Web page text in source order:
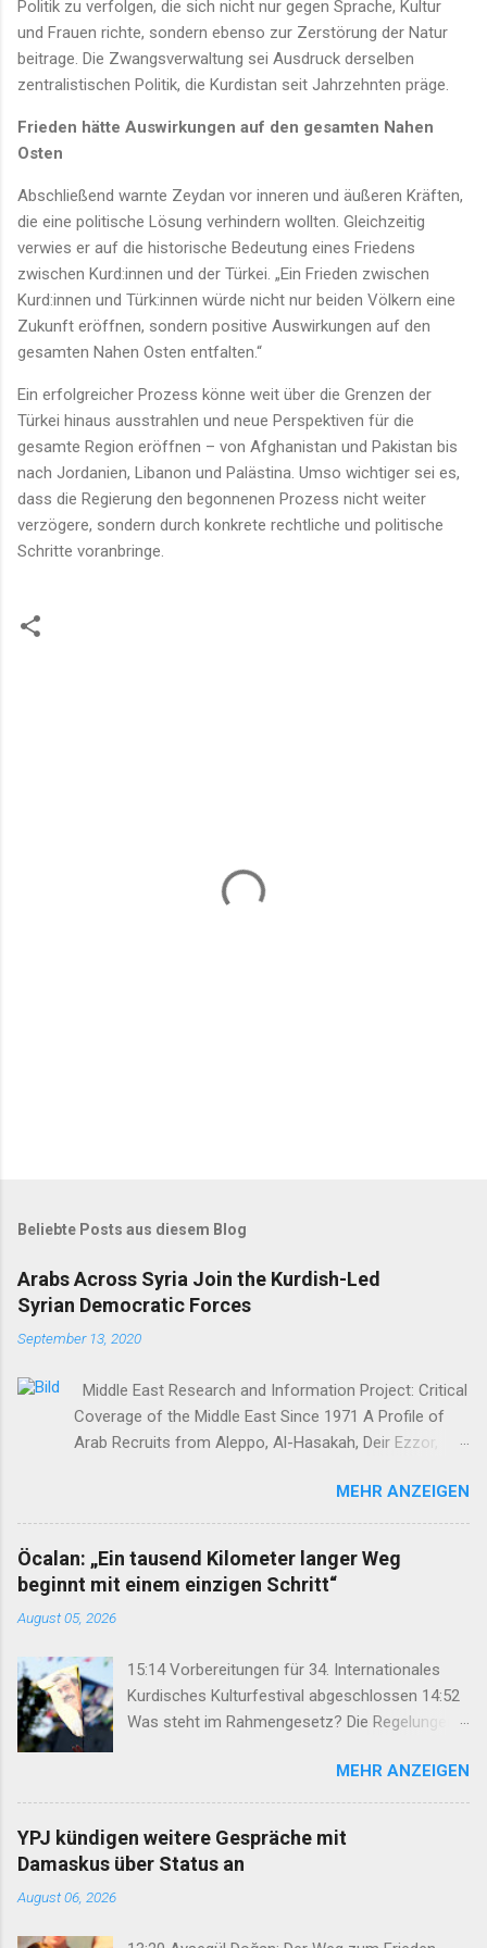
Politik zu verfolgen, die sich nicht nur gegen Sprache, Kultur
und Frauen richte, sondern ebenso zur Zerstörung der Natur
beitrage. Die Zwangsverwaltung sei Ausdruck derselben
zentralistischen Politik, die Kurdistan seit Jahrzehnten präge.
Frieden hätte Auswirkungen auf den gesamten Nahen
Osten
Abschließend warnte Zeydan vor inneren und äußeren Kräften,
die eine politische Lösung verhindern wollten. Gleichzeitig
verwies er auf die historische Bedeutung eines Friedens
zwischen Kurd:innen und der Türkei. „Ein Frieden zwischen
Kurd:innen und Türk:innen würde nicht nur beiden Völkern eine
Zukunft eröffnen, sondern positive Auswirkungen auf den
gesamten Nahen Osten entfalten.“
Ein erfolgreicher Prozess könne weit über die Grenzen der
Türkei hinaus ausstrahlen und neue Perspektiven für die
gesamte Region eröffnen – von Afghanistan und Pakistan bis
nach Jordanien, Libanon und Palästina. Umso wichtiger sei es,
dass die Regierung den begonnenen Prozess nicht weiter
verzögere, sondern durch konkrete rechtliche und politische
Schritte voranbringe.
Beliebte Posts aus diesem Blog
Arabs Across Syria Join the Kurdish-Led
Syrian Democratic Forces
September 13, 2020
Middle East Research and Information Project: Critical
Coverage of the Middle East Since 1971 A Profile of
Arab Recruits from Aleppo, Al-Hasakah, Deir Ezzor,
Austin Holmes In: 295 (Summer 2020) I n 2012, as the
so-called Arab Spring protests in Damascus and
elsewhere in Syria descended into a brutal civil war,
President Bashar al-Asad withdrew his forces from
northern Syria to turn their guns on rebels in the south.
Into the vacuum stepped the Democratic Union Party
wing, the People’s Protection Units (Yekîneyên
Parastina Gel, or YPG)—which set up a rudimentary
Autonomous Administration in three cantons: Afrin,
Kobane and Jazira. Surrounded by enemies, the three
cantons that declared self-rule were not even
connected to each o...
MEHR ANZEIGEN
Öcalan: „Ein tausend Kilometer langer Weg
beginnt mit einem einzigen Schritt“
August 05, 2026
15:14 Vorbereitungen für 34. Internationales
Kurdisches Kulturfestival abgeschlossen 14:52
Was steht im Rahmengesetz? Die Regelungen
Keimzelle des Demokratisierungsprozesses
werden 14:25 Rahmengesetz zum
Friedensprozess ins Parlament eingebracht
12:46 TJA: Von der Forderung nach Öcalans
MEHR ANZEIGEN
YPJ kündigen weitere Gespräche mit
Damaskus über Status an
August 06, 2026